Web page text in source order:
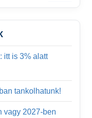
Search
itt is 3% alatt
tankolhatunk!
vagy 2027-ben